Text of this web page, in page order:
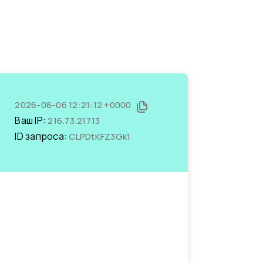
2026-08-06 12:21:12 +0000
Ваш IP:216.73.217.13
ID запроса:CLPDtKFZ3Gk1